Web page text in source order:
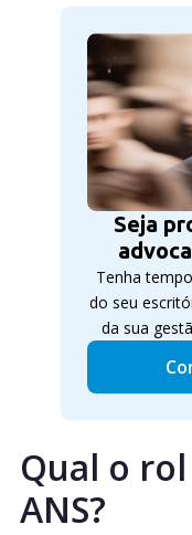
Seja
Tenha
do seu
da sua
Qual o
ANS?